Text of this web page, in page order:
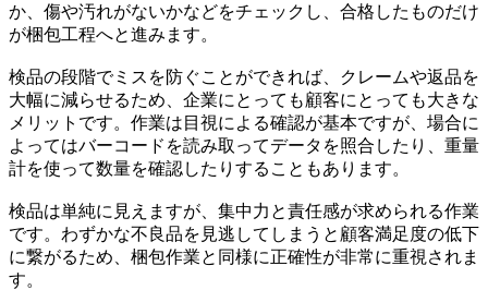
か、傷や汚れがないかなどをチェックし、合格したものだけ
が梱包工程へと進みます。
検品の段階でミスを防ぐことができれば、クレームや返品を
大幅に減らせるため、企業にとっても顧客にとっても大きな
メリットです。作業は目視による確認が基本ですが、場合に
よってはバーコードを読み取ってデータを照合したり、重量
計を使って数量を確認したりすることもあります。
検品は単純に見えますが、集中力と責任感が求められる作業
です。わずかな不良品を見逃してしまうと顧客満足度の低下
に繋がるため、梱包作業と同様に正確性が非常に重視されま
す。